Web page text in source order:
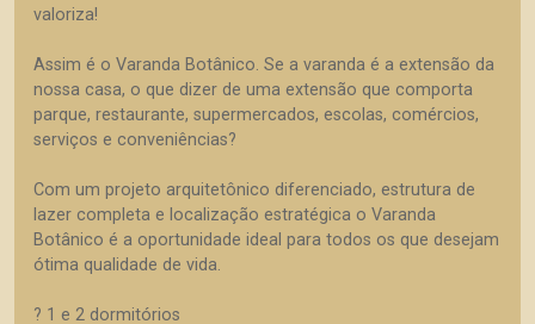
valoriza!
Assim é o Varanda Botânico. Se a varanda é a extensão da
nossa casa, o que dizer de uma extensão que comporta
parque, restaurante, supermercados, escolas, comércios,
serviços e conveniências?
Com um projeto arquitetônico diferenciado, estrutura de
lazer completa e localização estratégica o Varanda
Botânico é a oportunidade ideal para todos os que desejam
ótima qualidade de vida.
? 1 e 2 dormitórios